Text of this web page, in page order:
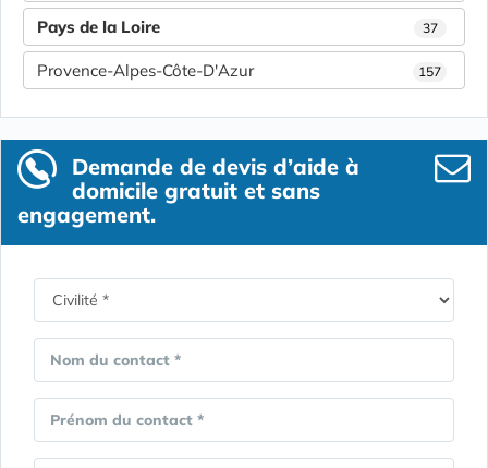
Pays de la Loire 37
Provence-Alpes-Côte-D'Azur 157
Demande de devis d’aide à
domicile gratuit et sans
engagement.
Nom du contact *
Prénom du contact *